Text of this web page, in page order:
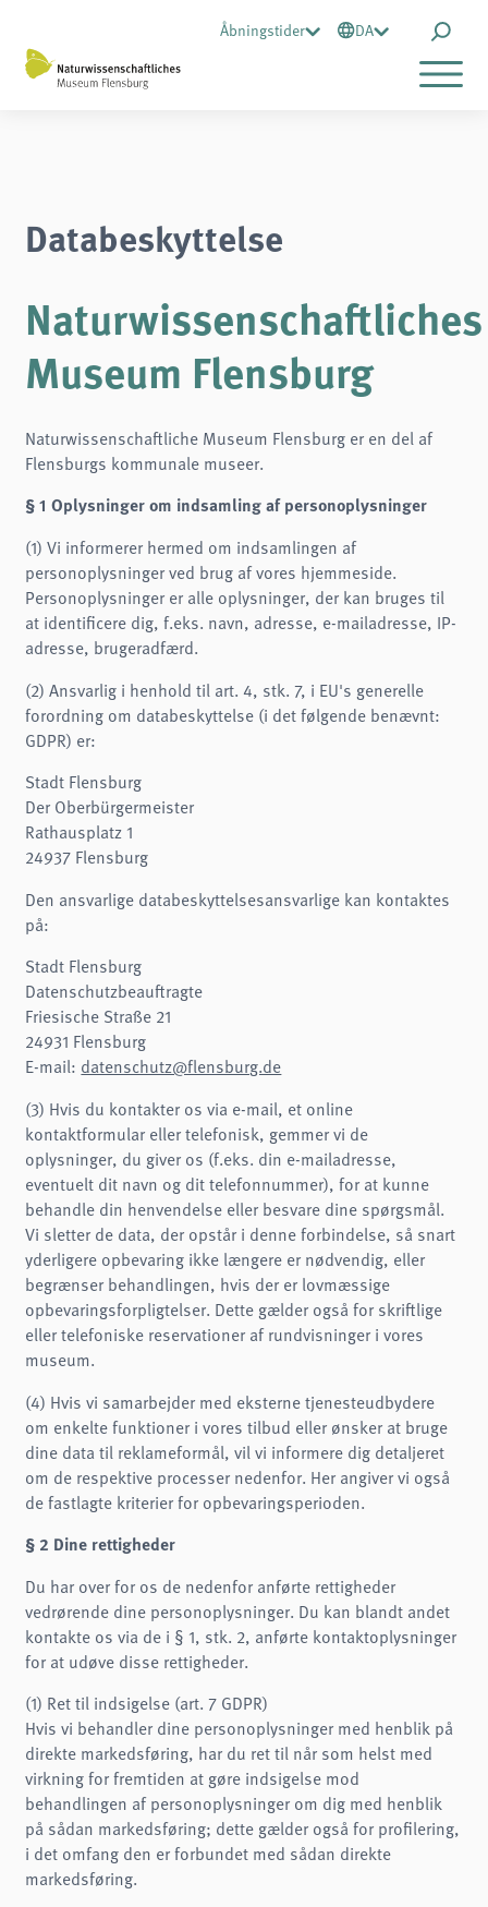
Åbningstider DA
Databeskyttelse
Naturwissenschaftliches
Museum Flensburg
Naturwissenschaftliche Museum Flensburg er en del af
Flensburgs kommunale museer.
§ 1 Oplysninger om indsamling af personoplysninger
(1) Vi informerer hermed om indsamlingen af
personoplysninger ved brug af vores hjemmeside.
Personoplysninger er alle oplysninger, der kan bruges til
at identificere dig, f.eks. navn, adresse, e-mailadresse, IP-
adresse, brugeradfærd.
(2) Ansvarlig i henhold til art. 4, stk. 7, i EU's generelle
forordning om databeskyttelse (i det følgende benævnt:
GDPR) er:
Stadt Flensburg
Der Oberbürgermeister
Rathausplatz 1
24937 Flensburg
Den ansvarlige databeskyttelsesansvarlige kan kontaktes
på:
Stadt Flensburg
Datenschutzbeauftragte
Friesische Straße 21
24931 Flensburg
E-mail: datenschutz@flensburg.de
(3) Hvis du kontakter os via e-mail, et online
kontaktformular eller telefonisk, gemmer vi de
oplysninger, du giver os (f.eks. din e-mailadresse,
eventuelt dit navn og dit telefonnummer), for at kunne
behandle din henvendelse eller besvare dine spørgsmål.
Vi sletter de data, der opstår i denne forbindelse, så snart
yderligere opbevaring ikke længere er nødvendig, eller
begrænser behandlingen, hvis der er lovmæssige
opbevaringsforpligtelser. Dette gælder også for skriftlige
eller telefoniske reservationer af rundvisninger i vores
museum.
(4) Hvis vi samarbejder med eksterne tjenesteudbydere
om enkelte funktioner i vores tilbud eller ønsker at bruge
dine data til reklameformål, vil vi informere dig detaljeret
om de respektive processer nedenfor. Her angiver vi også
de fastlagte kriterier for opbevaringsperioden.
§ 2 Dine rettigheder
Du har over for os de nedenfor anførte rettigheder
vedrørende dine personoplysninger. Du kan blandt andet
kontakte os via de i § 1, stk. 2, anførte kontaktoplysninger
for at udøve disse rettigheder.
(1) Ret til indsigelse (art. 7 GDPR)
Hvis vi behandler dine personoplysninger med henblik på
direkte markedsføring, har du ret til når som helst med
virkning for fremtiden at gøre indsigelse mod
behandlingen af personoplysninger om dig med henblik
på sådan markedsføring; dette gælder også for profilering,
i det omfang den er forbundet med sådan direkte
markedsføring.